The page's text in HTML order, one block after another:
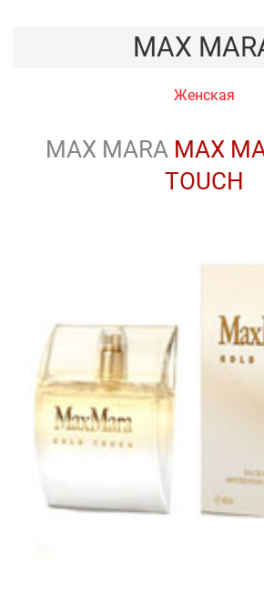
MAX
Женская
MAX MARAMAX
TOUCH